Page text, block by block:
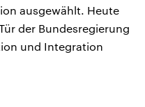
ausgewählt. Heute
der Bundesregierung
und Integration